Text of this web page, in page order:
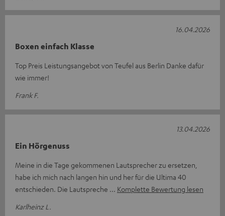
Boxen einfach Klasse
Top Preis Leistungsangebot von Teufel aus Berlin Danke dafür
wie immer!
Frank F.
16.04.2026
Ein Hörgenuss
Meine in die Tage gekommenen Lautsprecher zu ersetzen,
habe ich mich nach langen hin und her für die Ultima 40
entschieden. Die Lautspreche
Komplette Bewertung lesen
Karlheinz L.
13.04.2026